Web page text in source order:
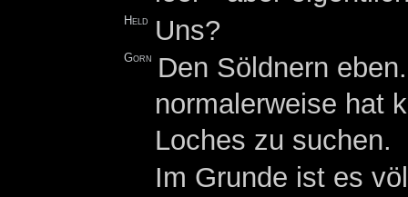
Held Uns?
Gorn
Den Söldnern
normalerweise hat
Loches zu suchen.
Im Grunde ist es